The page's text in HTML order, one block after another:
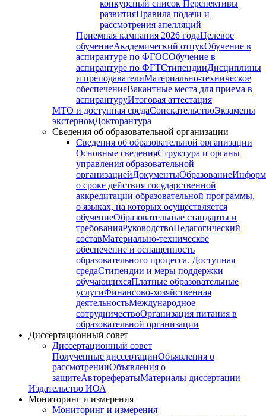
конкурсный список Перспективы
развитияПравила подачи и
рассмотрения апелляций
Приемная кампания 2026 годаЦелевое
обучениеАкадемический отпукОбучение в
аспирантуре по ФГОСОбучение в
аспирантуре по ФГТСтипендииДисциплины
и преподавателиМатериально-техническое
обеспечениеВакантные места для приема в
аспирантуруИтоговая аттестация
МТО и доступная средаСоискательствоЭкзамены
экстерномДокторантура
Сведения об образовательной организации
Сведения об образовательной организации
Основные сведенияСтруктура и органы
управления образовательной
организациейДокументыОбразование
о сроке действия государственной
аккредитации образовательной программы,
о языках, на которых осуществляется
обучениеОбразовательные стандарты и
требованияРуководствоПедагогический
составМатериально-техническое
обеспечение и оснащенность
образовательного процесса. Доступная
средаСтипендии и меры поддержки
обучающихсяПлатные образовательные
услугиФинансово-хозяйственная
деятельностьМеждународное
сотрудничествоОрганизация питания в
образовательной организации
Диссертационный совет
Диссертационный совет
Полученные диссертацииОбъявления о
рассмотренииОбъявления о
защитеАвторефератыМатериалы диссертации
Издательство ИОА
Мониторинг и измерения
Мониторинг и измерения